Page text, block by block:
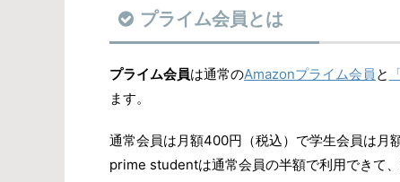
プライム会員とは
プライム会員は通常のAmazonプライム会員 と
ます。
通常会員は月額400円（税込）で学生会員は月
prime studentは通常会員の半額で利用できて